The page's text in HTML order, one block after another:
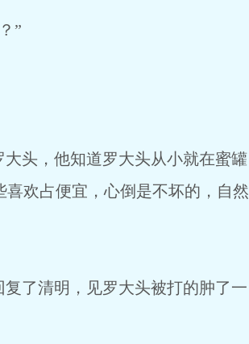
”
头，他知道罗大头从小就在蜜罐
欢占便宜，心倒是不坏的，自然
了清明，见罗大头被打的肿了一